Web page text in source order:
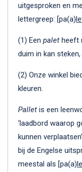
uitgesproken en
lettergreep: [pa(a)
(1) Een palet heeft
duim in kan
(2) Onze winkel
kleuren.
Pallet is een
‘laadbord waarop
kunnen
bij de Engelse
meestal als [pa(a)